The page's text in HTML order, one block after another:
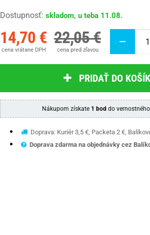
Dostupnosť: skladom, u teba 11.08.
14,70 €
cena vrátane DPH
22,05 €
cena pred zľavou
PRIDAŤ DO
Nákupom získate 1 bod do
Doprava: Kuriér 3,5 €, Packeta 2 €,
Doprava zdarma na objednávky cez